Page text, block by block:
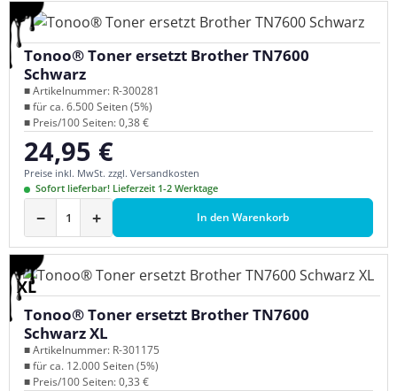
Tonoo® Toner ersetzt Brother TN7600
Schwarz
■ Artikelnummer: R-300281
■ für ca. 6.500 Seiten (5%)
■ Preis/100 Seiten: 0,38 €
Regulärer Preis:
24,95 €
Preise inkl. MwSt. zzgl. Versandkosten
Sofort lieferbar! Lieferzeit 1-2 Werktage
− + In den Warenkorb
XL
Tonoo® Toner ersetzt Brother TN7600
Schwarz XL
■ Artikelnummer: R-301175
■ für ca. 12.000 Seiten (5%)
■ Preis/100 Seiten: 0,33 €